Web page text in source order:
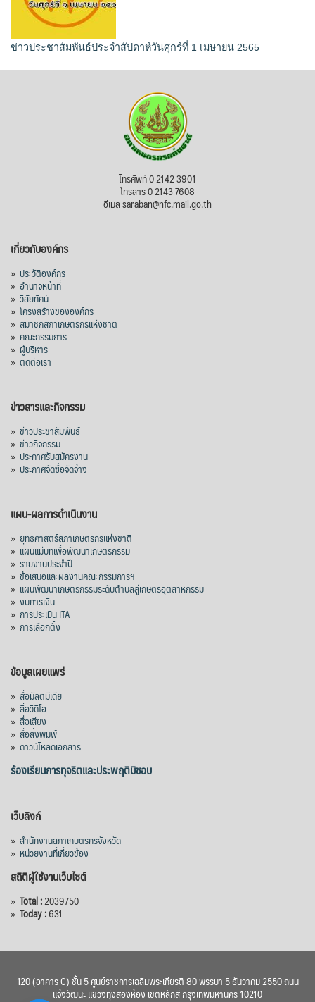
ข่าวประชาสัมพันธ์ประจำสัปดาห์วันศุกร์ที่ 1 เมษายน 2565
โทรศัพท์ 0 2142 3901
โทรสาร 0 2143 7608
อีเมล saraban@nfc.mail.go.th
เกี่ยวกับองค์กร
» ประวัติองค์กร
» อำนาจหน้าที่
» วิสัยทัศน์
» โครงสร้างขององค์กร
» สมาชิกสภาเกษตรกรแห่งชาติ
» คณะกรรมการ
» ผู้บริหาร
» ติดต่อเรา
ข่าวสารและกิจกรรม
» ข่าวประชาสัมพันธ์
» ข่าวกิจกรรม
» ประกาศรับสมัครงาน
» ประกาศจัดซื้อจัดจ้าง
แผน-ผลการดำเนินงาน
» ยุทธศาสตร์สภาเกษตรกรแห่งชาติ
» แผนแม่บทเพื่อพัฒนาเกษตรกรรม
» รายงานประจำปี
» ข้อเสนอและผลงานคณะกรรมการฯ
» แผนพัฒนาเกษตรกรรมระดับตำบลสู่เกษตรอุตสาหกรรม
» งบการเงิน
» การประเมิน ITA
» การเลือกตั้ง
ข้อมูลเผยแพร่
» สื่อมัลติมีเดีย
» สื่อวิดีโอ
» สื่อเสียง
» สื่อสิ่งพิมพ์
» ดาวน์โหลดเอกสาร
ร้องเรียนการทุจริตและประพฤติมิชอบ
เว็บลิงก์
» สำนักงานสภาเกษตรกรจังหวัด
» หน่วยงานที่เกี่ยวข้อง
สถิติผู้ใช้งานเว็บไซต์
» Total :2039750
» Today :631
120 (อาคาร C) ชั้น 5 ศูนย์ราชการเฉลิมพระเกียรติ 80 พรรษา 5 ธันวาคม 2550 ถนน
แจ้งวัฒนะ แขวงทุ่งสองห้อง เขตหลักสี่ กรุงเทพมหานคร 10210